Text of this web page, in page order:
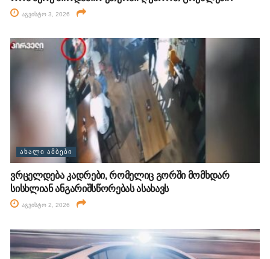
აგვისტო 3, 2026
ᲐᲮᲐᲚᲘ ᲐᲛᲑᲔᲑᲘ
ვრცელდება კადრები, რომელიც გორში მომხდარ
სისხლიან ანგარიშსწორებას ასახავს
აგვისტო 2, 2026